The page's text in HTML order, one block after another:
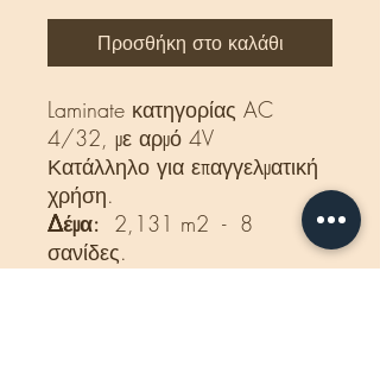
Προσθήκη στο καλάθι
Laminate κατηγορίας AC
4/32, με αρμό 4V
Κατάλληλο για επαγγελματική
χρήση.
Δέμα: 2,131 m2 - 8
σανίδες.